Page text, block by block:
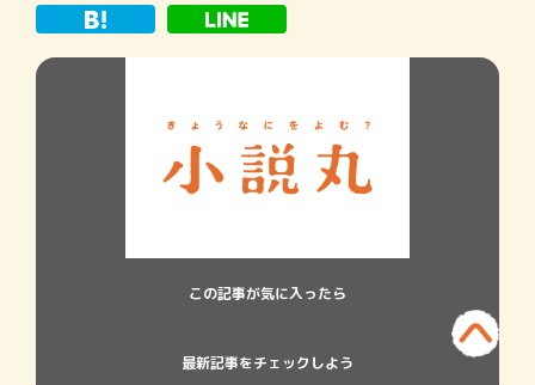
小説、というのがありました」 […]
この記事が気に入ったら
最新記事をチェックしよう